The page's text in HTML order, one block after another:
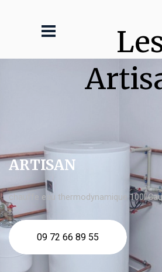
ARTISAN
chauffe eau thermodynamique 100l
09 72 66 89 55